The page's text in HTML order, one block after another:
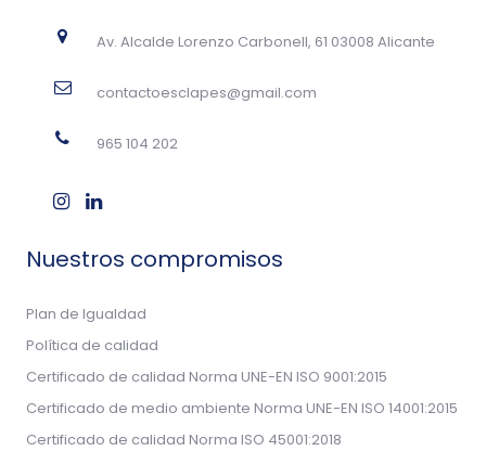
Av. Alcalde Lorenzo Carbonell, 61 03008 Alicante
contactoesclapes@gmail.com
965 104 202
Nuestros compromisos
Plan de Igualdad
Política de calidad
Certificado de calidad Norma UNE-EN ISO 9001:2015
Certificado de medio ambiente Norma UNE-EN ISO 14001:2015
Certificado de calidad Norma ISO 45001:2018